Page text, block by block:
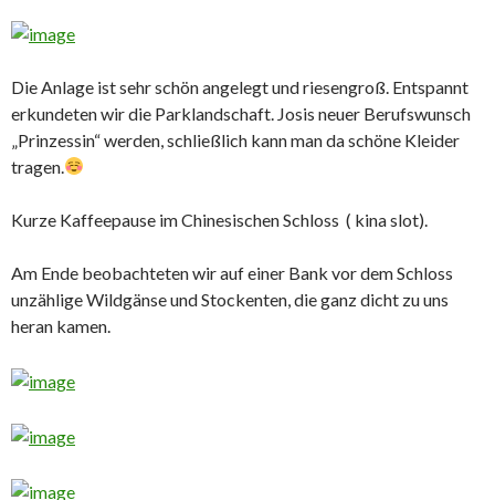
Die Anlage ist sehr schön angelegt und riesengroß. Entspannt
erkundeten wir die Parklandschaft. Josis neuer Berufswunsch
„Prinzessin“ werden, schließlich kann man da schöne Kleider
tragen.
Kurze Kaffeepause im Chinesischen Schloss ( kina slot).
Am Ende beobachteten wir auf einer Bank vor dem Schloss
unzählige Wildgänse und Stockenten, die ganz dicht zu uns
heran kamen.